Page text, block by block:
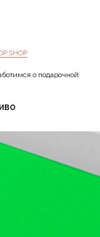
о подарочной